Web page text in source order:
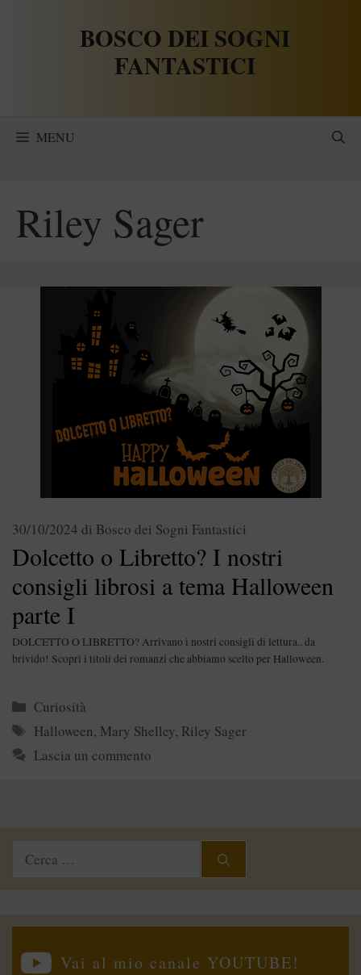
BOSCO DEI SOGNI
FANTASTICI
MENU
Riley Sager
Dolcetto o Libretto? I nostri
consigli librosi a tema Halloween
parte I
30/10/2024 di Bosco dei Sogni Fantastici
DOLCETTO O LIBRETTO? Arrivano i nostri consigli di lettura.. da
brivido! Scopri i titoli dei romanzi che abbiamo scelto per Halloween.
Categorie
Curiosità
Tag
Halloween, Mary Shelley, Riley Sager
Lascia un commento
Ricerca
Vai al mio canale YOUTUBE!